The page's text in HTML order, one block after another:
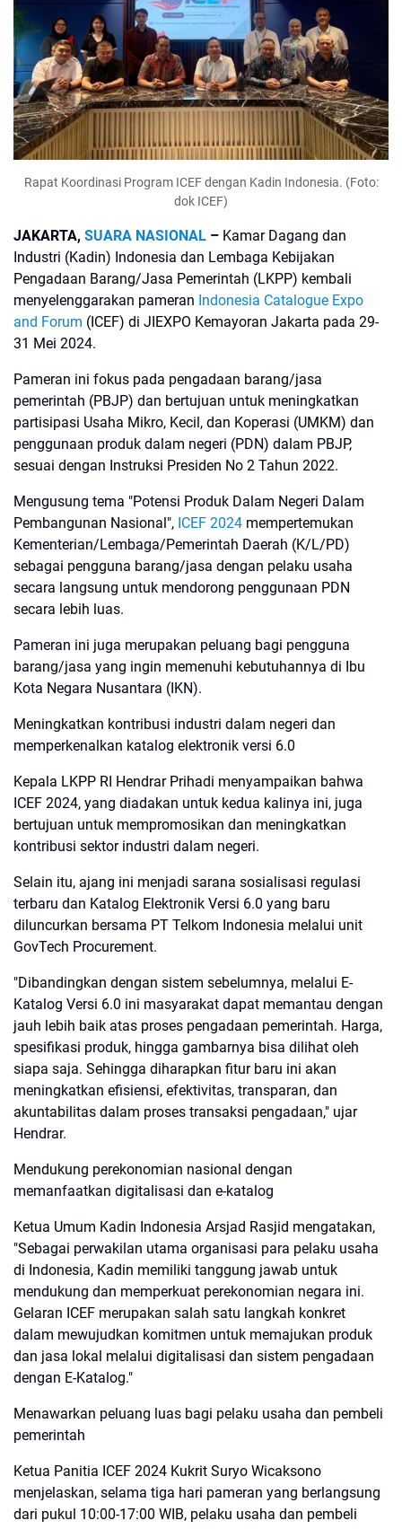
Rapat Koordinasi Program ICEF dengan Kadin Indonesia. (Foto:
dok ICEF)
JAKARTA, SUARA NASIONAL – Kamar Dagang dan
Industri (Kadin) Indonesia dan Lembaga Kebijakan
Pengadaan Barang/Jasa Pemerintah (LKPP) kembali
menyelenggarakan pameran Indonesia Catalogue Expo
and Forum (ICEF) di JIEXPO Kemayoran Jakarta pada 29-
31 Mei 2024.
Pameran ini fokus pada pengadaan barang/jasa
pemerintah (PBJP) dan bertujuan untuk meningkatkan
partisipasi Usaha Mikro, Kecil, dan Koperasi (UMKM) dan
penggunaan produk dalam negeri (PDN) dalam PBJP,
sesuai dengan Instruksi Presiden No 2 Tahun 2022.
Mengusung tema "Potensi Produk Dalam Negeri Dalam
Pembangunan Nasional", ICEF 2024 mempertemukan
Kementerian/Lembaga/Pemerintah Daerah (K/L/PD)
sebagai pengguna barang/jasa dengan pelaku usaha
secara langsung untuk mendorong penggunaan PDN
secara lebih luas.
Pameran ini juga merupakan peluang bagi pengguna
barang/jasa yang ingin memenuhi kebutuhannya di Ibu
Kota Negara Nusantara (IKN).
Meningkatkan kontribusi industri dalam negeri dan
memperkenalkan katalog elektronik versi 6.0
Kepala LKPP RI Hendrar Prihadi menyampaikan bahwa
ICEF 2024, yang diadakan untuk kedua kalinya ini, juga
bertujuan untuk mempromosikan dan meningkatkan
kontribusi sektor industri dalam negeri.
Selain itu, ajang ini menjadi sarana sosialisasi regulasi
terbaru dan Katalog Elektronik Versi 6.0 yang baru
diluncurkan bersama PT Telkom Indonesia melalui unit
GovTech Procurement.
"Dibandingkan dengan sistem sebelumnya, melalui E-
Katalog Versi 6.0 ini masyarakat dapat memantau dengan
jauh lebih baik atas proses pengadaan pemerintah. Harga,
spesifikasi produk, hingga gambarnya bisa dilihat oleh
siapa saja. Sehingga diharapkan fitur baru ini akan
meningkatkan efisiensi, efektivitas, transparan, dan
akuntabilitas dalam proses transaksi pengadaan," ujar
Hendrar.
Mendukung perekonomian nasional dengan
memanfaatkan digitalisasi dan e-katalog
Ketua Umum Kadin Indonesia Arsjad Rasjid mengatakan,
"Sebagai perwakilan utama organisasi para pelaku usaha
di Indonesia, Kadin memiliki tanggung jawab untuk
mendukung dan memperkuat perekonomian negara ini.
Gelaran ICEF merupakan salah satu langkah konkret
dalam mewujudkan komitmen untuk memajukan produk
dan jasa lokal melalui digitalisasi dan sistem pengadaan
dengan E-Katalog."
Menawarkan peluang luas bagi pelaku usaha dan pembeli
pemerintah
Ketua Panitia ICEF 2024 Kukrit Suryo Wicaksono
menjelaskan, selama tiga hari pameran yang berlangsung
dari pukul 10:00-17:00 WIB, pelaku usaha dan pembeli